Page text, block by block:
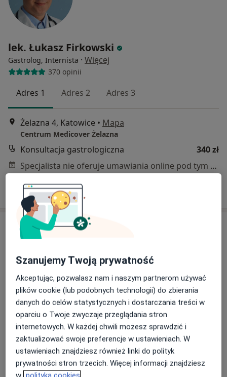
lek. Łukasz Firkowski
Gastrolog, Internista · Więcej
370 opinii
Adres 1 Adres 2 Adres 3
Żelazna 4, Katowice • Mapa
Centrum Medicover Żelazna
Konsultacja gastrologiczna
340 zł
Specjalista nie oferuje umawiania online pod tym adresem.
Poproś o wizytę
Bezpieczne płatności
Maria Ziółkowska
Dietetyk
94 opinie
Adres 1 Adres 2 Online
Szanujemy Twoją prywatność
Akceptując, pozwalasz nam i naszym partnerom używać
plików cookie (lub podobnych technologii) do zbierania
danych do celów statystycznych i dostarczania treści w
oparciu o Twoje zwyczaje przeglądania stron
internetowych. W każdej chwili możesz sprawdzić i
zaktualizować swoje preferencje w ustawieniach. W
ustawieniach znajdziesz również linki do polityk
prywatności stron trzecich. Więcej informacji znajdziesz